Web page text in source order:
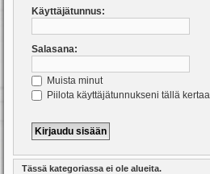
Käyttäjätunnus:
Salasana:
Muista minut
Piilota käyttäjätunnukseni tällä kertaa
Tässä kategoriassa ei ole alueita.